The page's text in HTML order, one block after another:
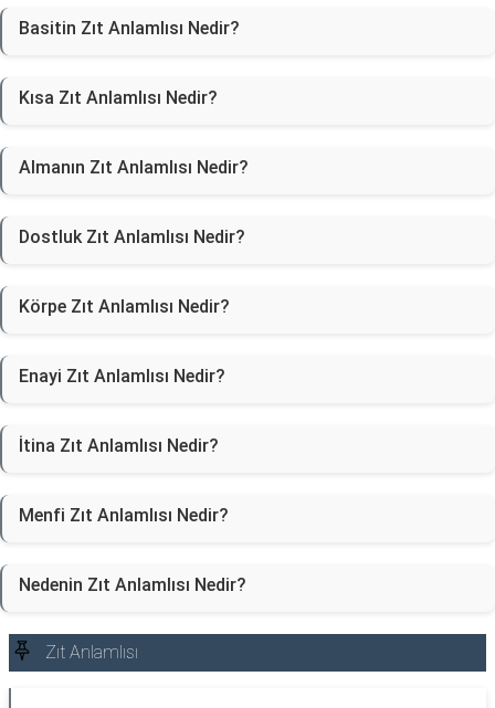
Basitin Zıt Anlamlısı Nedir?
Kısa Zıt Anlamlısı Nedir?
Almanın Zıt Anlamlısı Nedir?
Dostluk Zıt Anlamlısı Nedir?
Körpe Zıt Anlamlısı Nedir?
Enayi Zıt Anlamlısı Nedir?
İtina Zıt Anlamlısı Nedir?
Menfi Zıt Anlamlısı Nedir?
Nedenin Zıt Anlamlısı Nedir?
Zıt Anlamlısı